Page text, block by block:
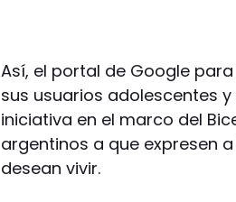
Así, el portal de Google
sus usuarios adolescentes
iniciativa en el marco del
argentinos a que expresen
desean vivir.